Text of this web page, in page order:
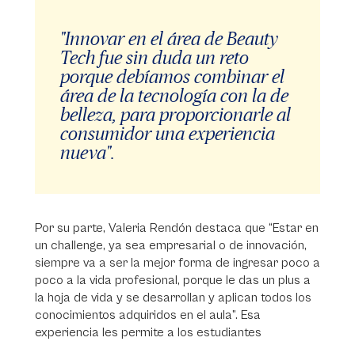
"Innovar en el área de Beauty
Tech fue sin duda un reto
porque debíamos combinar el
área de la tecnología con la de
belleza, para proporcionarle al
consumidor una experiencia
nueva".
Por su parte, Valeria Rendón destaca que “Estar en
un challenge, ya sea empresarial o de innovación,
siempre va a ser la mejor forma de ingresar poco a
poco a la vida profesional, porque le das un plus a
la hoja de vida y se desarrollan y aplican todos los
conocimientos adquiridos en el aula”. Esa
experiencia les permite a los estudiantes